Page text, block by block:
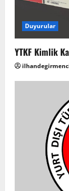
Duyurular
YTKF Kimlik